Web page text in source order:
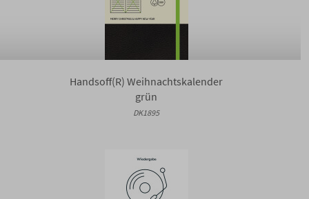
Handsoff(R) Weihnachtskalender
grün
DK1895